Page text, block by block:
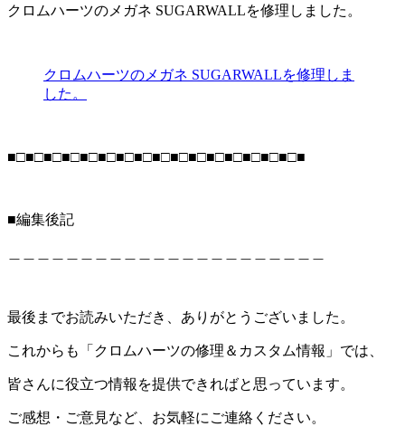
クロムハーツのメガネ SUGARWALLを修理しました。
クロムハーツのメガネ SUGARWALLを修理しま
した。
■□■□■□■□■□■□■□■□■□■□■□■□■□■□■□■□■
■編集後記
最後までお読みいただき、ありがとうございました。
これからも「クロムハーツの修理＆カスタム情報」では、
皆さんに役立つ情報を提供できればと思っています。
ご感想・ご意見など、お気軽にご連絡ください。